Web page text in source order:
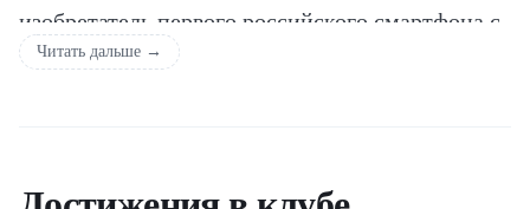
изобретатель первого российского смартфона с
двумя экранами YotaPhone. Участвовал в
производителями (Азия, Европа).
Читать дальше →